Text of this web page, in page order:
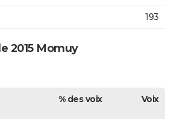
193
2015 Momuy
% des voix Voix